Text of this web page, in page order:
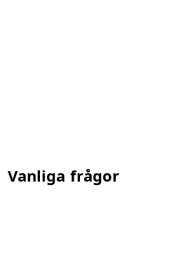
Vanliga frågor